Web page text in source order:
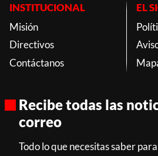
INSTITUCIONAL
Misión
Directivos
Contáctanos
EL
Recibe todas las
correo
Todo lo que necesitas saber